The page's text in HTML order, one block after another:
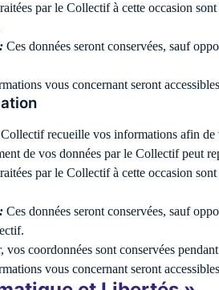
par le Collectif à cette occasion
Ces données seront conservées, sauf
vous concernant seront
recueille vos informations afin de
de vos données par le Collectif peut
par le Collectif à cette occasion
Ces données seront conservées, sauf
vos coordonnées sont conservées
vous concernant seront